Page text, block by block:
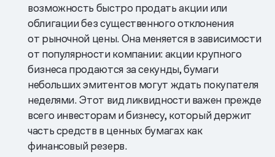
возможность быстро продать акции или
облигации без существенного отклонения
от рыночной цены. Она меняется в зависимости
от популярности компании: акции крупного
бизнеса продаются за секунды, бумаги
небольших эмитентов могут ждать покупателя
неделями. Этот вид ликвидности важен прежде
всего инвесторам и бизнесу, который держит
часть средств в ценных бумагах как
финансовый резерв.